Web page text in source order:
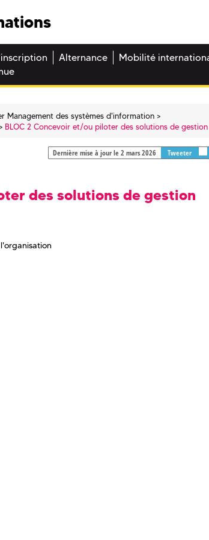
Alternance Mobilité
Management des systèmes d'information
BLOC 2 Concevoir et/ou piloter des solutions de gestion
Dernière mise à jour le 2 mars 2026 Tweeter
des solutions de gestion